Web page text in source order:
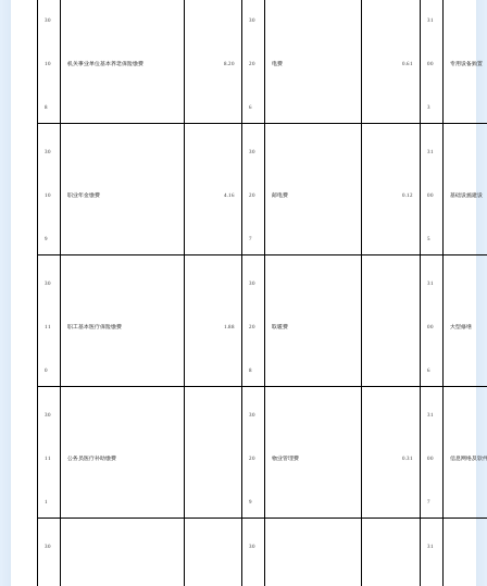
30
10
8
机关事业单位基本养老保险缴费 8.20
30
20
6
电费 0.61
31
00
3
专用设备购置
30
10
9
职业年金缴费 4.16
30
20
7
邮电费 0.12
31
00
5
基础设施建设
30
0
职工基本医疗保险缴费 1.88
30
20
8
取暖费
31
00
6
大型修缮
30
公务员医疗补助缴费
30
20
9
物业管理费 0.31
31
00
7
信息网络及软
30 30 31